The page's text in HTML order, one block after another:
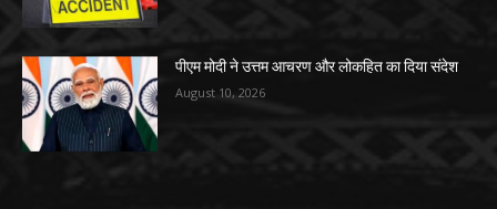
पीएम मोदी ने उत्तम आचरण और लोकहित का दिया संदेश
August 10, 2026